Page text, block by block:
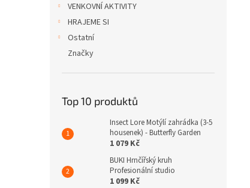
VENKOVNÍ AKTIVITY
HRAJEME SI
Ostatní
Značky
Top 10 produktů
Insect Lore Motýlí zahrádka (3-5
housenek) - Butterfly Garden
1 079 Kč
BUKI Hrnčířský kruh
Profesionální studio
1 099 Kč